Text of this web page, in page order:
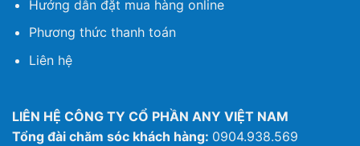
Hướng dẫn đặt mua hàng online
Phương thức thanh toán
Liên hệ
LIÊN HỆ CÔNG TY CỔ PHẦN ANY VIỆT NAM
Tổng đài chăm sóc khách hàng: 0904.938.569